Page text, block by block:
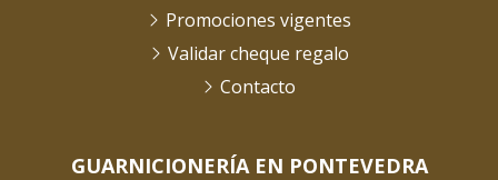
GUARNICIONERÍA EN PONTEVEDRA
Promociones vigentes
Validar cheque regalo
Contacto